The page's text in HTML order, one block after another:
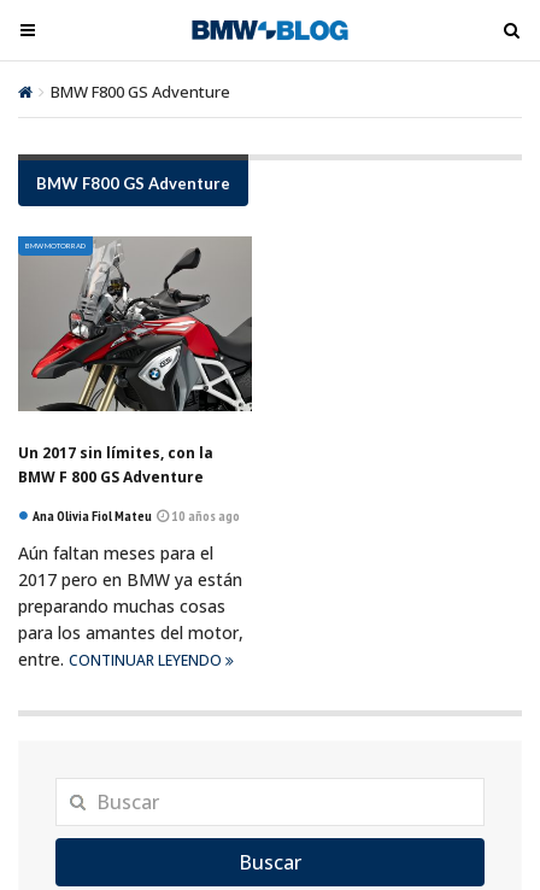
M
e
n
ú
o
g
l
M
e
ú
BMW F800 GS Adventure
BMW F800 GS Adventure
BMW MOTORRAD
Un 2017 sin límites, con la
BMW F 800 GS Adventure
Ana Olivia Fiol Mateu 10 años ago
Aún faltan meses para el
2017 pero en BMW ya están
preparando muchas cosas
para los amantes del motor,
entre. CONTINUAR LEYENDO
Buscar